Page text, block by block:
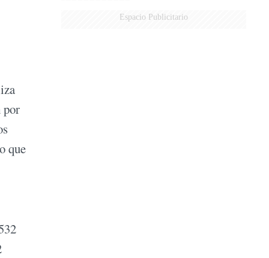
por
que
Espacio Publicitario